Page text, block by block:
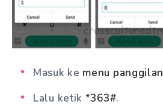
Masuk ke menu panggilan
Lalu ketik *363#.